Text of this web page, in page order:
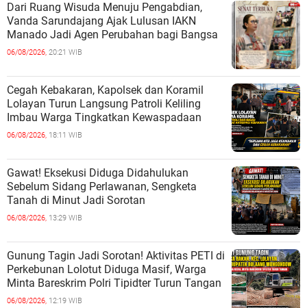
Dari Ruang Wisuda Menuju Pengabdian,
Vanda Sarundajang Ajak Lulusan IAKN
Manado Jadi Agen Perubahan bagi Bangsa
06/08/2026, 20:21 WIB
Cegah Kebakaran, Kapolsek dan Koramil
Lolayan Turun Langsung Patroli Keliling
Imbau Warga Tingkatkan Kewaspadaan
06/08/2026, 18:11 WIB
Gawat! Eksekusi Diduga Didahulukan
Sebelum Sidang Perlawanan, Sengketa
Tanah di Minut Jadi Sorotan
06/08/2026, 13:29 WIB
Gunung Tagin Jadi Sorotan! Aktivitas PETI di
Perkebunan Lolotut Diduga Masif, Warga
Minta Bareskrim Polri Tipidter Turun Tangan
06/08/2026, 12:19 WIB